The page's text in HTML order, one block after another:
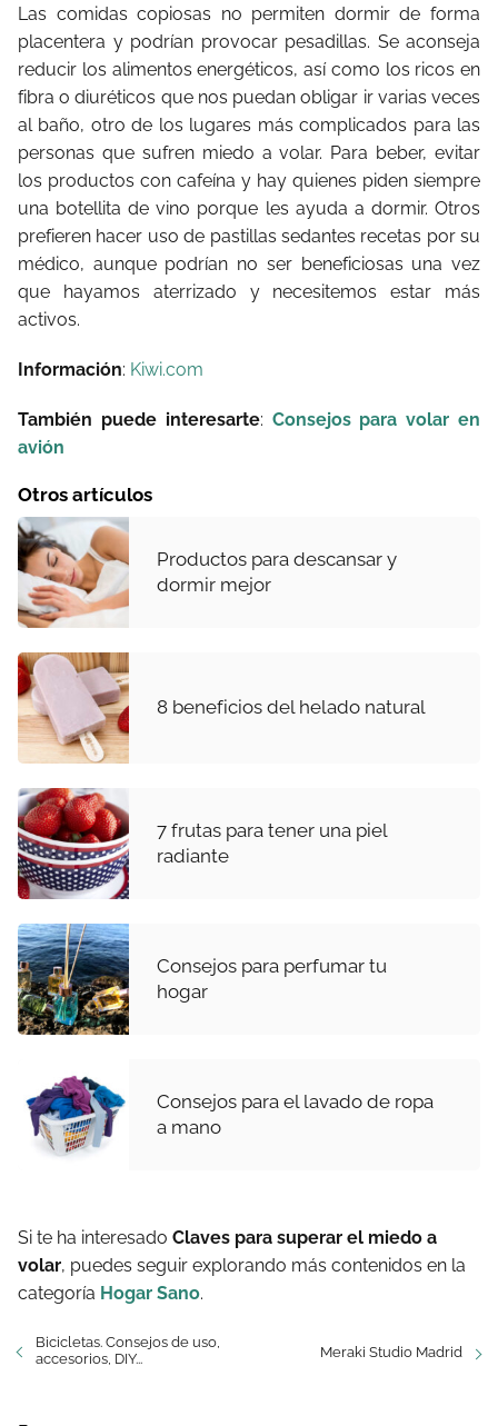
Las comidas copiosas no permiten dormir de forma
placentera y podrían provocar pesadillas. Se aconseja
reducir los alimentos energéticos, así como los ricos en
fibra o diuréticos que nos puedan obligar ir varias veces
al baño, otro de los lugares más complicados para las
personas que sufren miedo a volar. Para beber, evitar
los productos con cafeína y hay quienes piden siempre
una botellita de vino porque les ayuda a dormir. Otros
prefieren hacer uso de pastillas sedantes recetas por su
médico, aunque podrían no ser beneficiosas una vez
que hayamos aterrizado y necesitemos estar más
activos.
Información: Kiwi.com
También puede interesarte: Consejos para volar en
avión
Otros artículos
Productos para descansar y
dormir mejor
8 beneficios del helado natural
7 frutas para tener una piel
radiante
Consejos para perfumar tu
hogar
Consejos para el lavado de ropa
a mano
Si te ha interesado Claves para superar el miedo a
volar, puedes seguir explorando más contenidos en la
categoría Hogar Sano.
Bicicletas. Consejos de uso,
accesorios, DIY...
Meraki Studio Madrid